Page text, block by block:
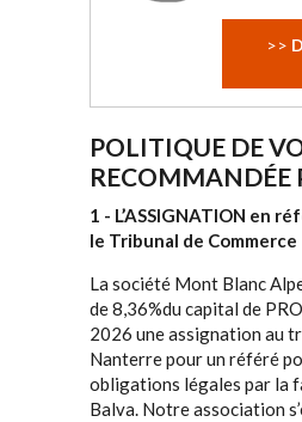
>>
POLITIQUE DE
RECOMMANDÉE
1 - L’ASSIGNATION en
le Tribunal de Commerce
La société Mont Blanc
de 8,36%du capital de
2026 une assignation au
Nanterre pour un référé
obligations légales par la
Balva. Notre association